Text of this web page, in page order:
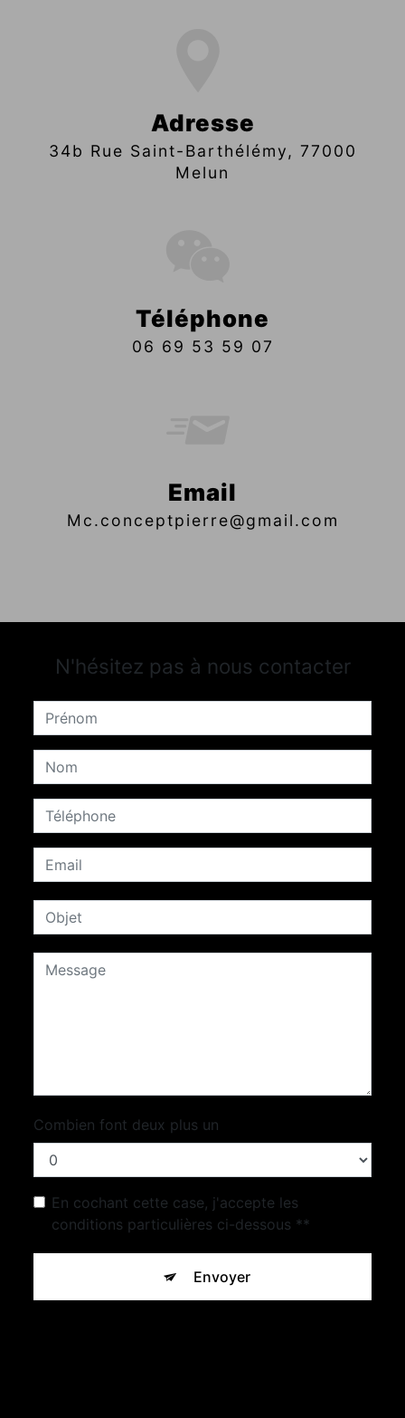
Adresse
34b Rue Saint-Barthélémy, 77000
Melun
Téléphone
06 69 53 59 07
Email
mc.conceptpierre@gmail.com
N'hésitez pas à nous contacter
Combien font deux plus un
En cochant cette case, j'accepte les
conditions particulières ci-dessous **
Envoyer